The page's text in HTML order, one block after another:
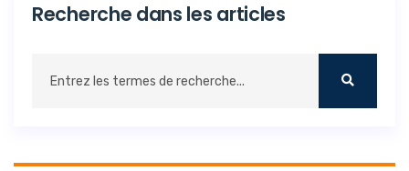
Recherche dans les articles